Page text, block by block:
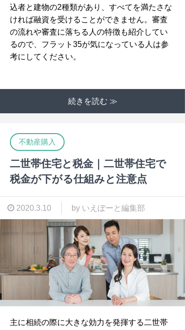
込者と建物の2種類があり、すべてを満たさな
ければ融資を受けることができません。審査
の流れや審査に落ちる人の特徴も紹介してい
るので、フラット35が気になっている人は参
考にしてください。
続きを読む ≫
不動産購入
二世帯住宅と税金｜二世帯住宅で
税金が下がる仕組みと注意点
2020.3.10 by いえぽーと編集部
主に相続の際に大きな効力を発揮する二世帯